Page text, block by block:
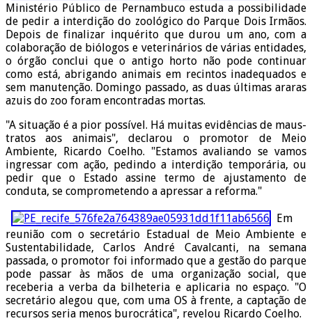
Ministério Público de Pernambuco estuda a possibilidade
de pedir a interdição do zoológico do Parque Dois Irmãos.
Depois de finalizar inquérito que durou um ano, com a
colaboração de biólogos e veterinários de várias entidades,
o órgão conclui que o antigo horto não pode continuar
como está, abrigando animais em recintos inadequados e
sem manutenção. Domingo passado, as duas últimas araras
azuis do zoo foram encontradas mortas.
"A situação é a pior possível. Há muitas evidências de maus-
tratos aos animais", declarou o promotor de Meio
Ambiente, Ricardo Coelho. "Estamos avaliando se vamos
ingressar com ação, pedindo a interdição temporária, ou
pedir que o Estado assine termo de ajustamento de
conduta, se comprometendo a apressar a reforma."
Em
reunião com o secretário Estadual de Meio Ambiente e
Sustentabilidade, Carlos André Cavalcanti, na semana
passada, o promotor foi informado que a gestão do parque
pode passar às mãos de uma organização social, que
receberia a verba da bilheteria e aplicaria no espaço. "O
secretário alegou que, com uma OS à frente, a captação de
recursos seria menos burocrática", revelou Ricardo Coelho.